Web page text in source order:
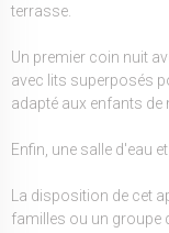
terrasse.
Un premier coin nuit
avec lits superposés
adapté aux enfants de
Enfin, une salle d'eau
La disposition de cet
familles ou un groupe